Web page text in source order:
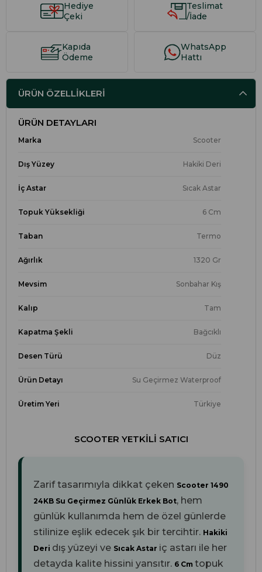
Hediye
Çeki
Teslimat
/İade
Kapıda
Ödeme
WhatsApp
Hattı
ÜRÜN ÖZELLIKLERI
ÜRÜN DETAYLARI
Marka Scooter
Dış Yüzey Hakiki Deri
İç Astar Sıcak Astar
Topuk Yüksekliği 6 Cm
Taban Termo
Ağırlık 1320 Gr
Mevsim Sonbahar Kış
Kalıp Tam
Kapatma Şekli Bağcıklı
Desen Türü Düz
Ürün Detayı Su Geçirmez Waterproof
Üretim Yeri Türkiye
SCOOTER YETKILI SATICI
Zarif tasarımıyla dikkat çeken Scooter 1490
24KB Su Geçirmez Günlük Erkek Bot, hem
günlük kullanımda hem de özel günlerde
stilinize eşlik edecek şık bir tercihtir. Hakiki
Deri dış yüzeyi ve Sıcak Astar iç astarı ile her
detayda kalite hissini yansıtır. 6 Cm topuk